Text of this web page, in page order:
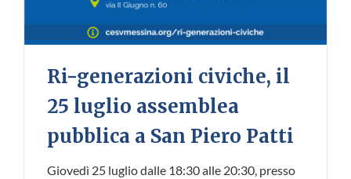
Ri-generazioni civiche, il
25 luglio assemblea
pubblica a San Piero Patti
Giovedì 25 luglio dalle 18:30 alle 20:30, presso